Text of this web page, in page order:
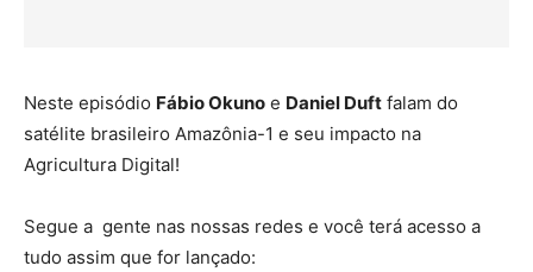
Neste episódio Fábio Okuno e Daniel Duft falam do
satélite brasileiro Amazônia-1 e seu impacto na
Agricultura Digital!
Segue a gente nas nossas redes e você terá acesso a
tudo assim que for lançado: